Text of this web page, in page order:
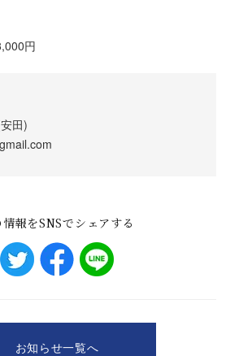
円
田)
情報をSNSでシェアする
お知らせ一覧へ